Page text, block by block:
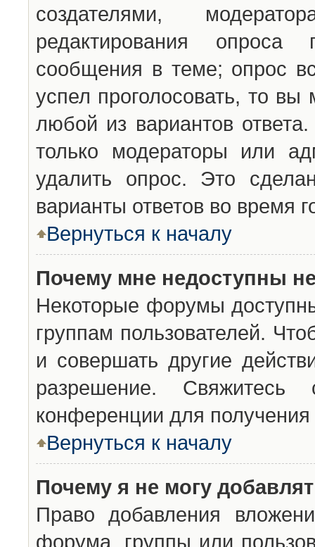
создателями,
редактирования опроса
сообщения в теме; опрос
успел проголосовать, то вы
любой из вариантов
только модераторы или
удалить опрос. Это
варианты ответов во время
Вернуться к началу
Почему мне недоступны
Некоторые форумы
группам пользователей.
и совершать другие
разрешение. Свяжитесь
конференции для получения
Вернуться к началу
Почему я не могу
Право добавления
форума, группы или